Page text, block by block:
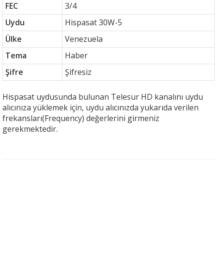
FEC
3/4
Uydu
Hispasat 30W-5
Ülke
Venezuela
Tema
Haber
Şifre
Şifresiz
Hispasat uydusunda bulunan Telesur HD kanalını uydu
alıcınıza yüklemek için, uydu alıcınızda yukarıda verilen
frekansları(Frequency) değerlerini girmeniz
gerekmektedir.